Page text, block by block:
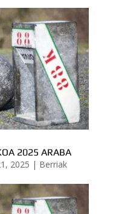
2025 ARABA
2025 | Berriak